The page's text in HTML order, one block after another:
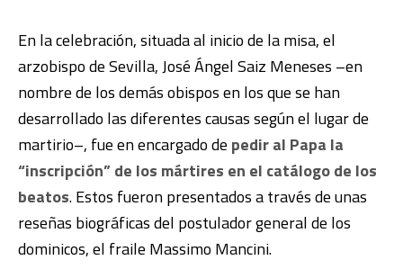
En la celebración, situada al inicio de la misa, el
arzobispo de Sevilla, José Ángel Saiz Meneses –en
nombre de los demás obispos en los que se han
desarrollado las diferentes causas según el lugar de
martirio–, fue en encargado de pedir al Papa la
“inscripción” de los mártires en el catálogo de los
beatos. Estos fueron presentados a través de unas
reseñas biográficas del postulador general de los
dominicos, el fraile Massimo Mancini.